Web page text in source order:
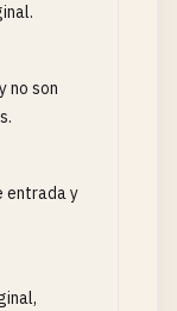
no son
entrada y